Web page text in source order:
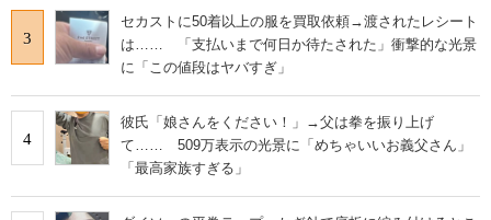
3
セカストに50着以上の服を買取依頼→渡されたレシート
は…… 「支払いまで何日か待たされた」衝撃的な光景
に「この値段はヤバすぎ」
4
彼氏「娘さんをください！」→父は拳を振り上げ
て…… 509万表示の光景に「めちゃいいお義父さん」
「最高家族すぎる」